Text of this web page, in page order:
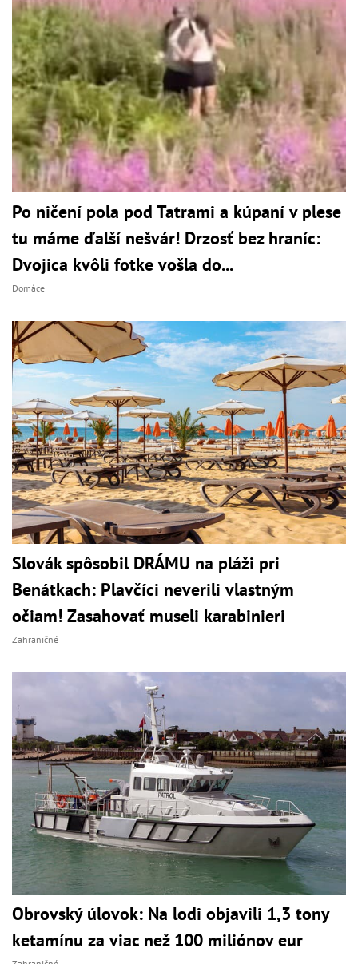
Po ničení pola pod Tatrami a kúpaní v plese
tu máme ďalší nešvár! Drzosť bez hraníc:
Dvojica kvôli fotke vošla do...
Domáce
Slovák spôsobil DRÁMU na pláži pri
Benátkach: Plavčíci neverili vlastným
očiam! Zasahovať museli karabinieri
Zahraničné
Obrovský úlovok: Na lodi objavili 1,3 tony
ketamínu za viac než 100 miliónov eur